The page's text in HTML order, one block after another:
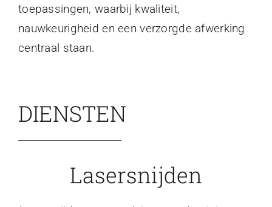
toepassingen, waarbij kwaliteit,
nauwkeurigheid en een verzorgde afwerking
centraal staan.
DIENSTEN
Lasersnijden